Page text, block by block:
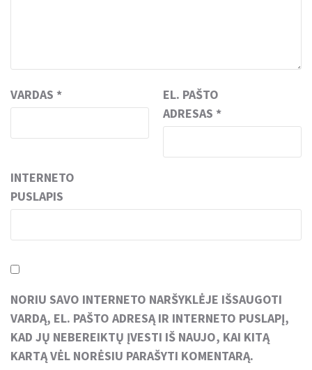
VARDAS *
EL. PAŠTO
ADRESAS *
INTERNETO
PUSLAPIS
NORIU SAVO INTERNETO NARŠYKLĖJE IŠSAUGOTI
VARDĄ, EL. PAŠTO ADRESĄ IR INTERNETO PUSLAPĮ,
KAD JŲ NEBEREIKTŲ ĮVESTI IŠ NAUJO, KAI KITĄ
KARTĄ VĖL NORĖSIU PARAŠYTI KOMENTARĄ.